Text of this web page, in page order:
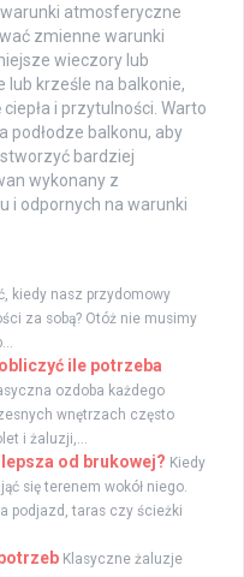
atmosferyczne
zmienne warunki
wieczory lub
lub krześle na balkonie,
i przytulności. Warto
podłodze balkonu, aby
bardziej
wykonany z
i odpornych na warunki
kiedy nasz przydomowy
za sobą? Otóż nie musimy
ile potrzeba
ozdoba każdego
wnętrzach często
i żaluzji,...
od brukowej? Kiedy
się terenem wokół niego.
podjazd, taras czy ścieżki
Klasyczne żaluzje